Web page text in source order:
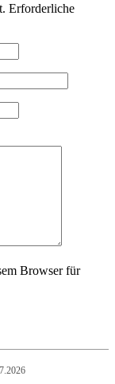
Erforderliche
Browser für